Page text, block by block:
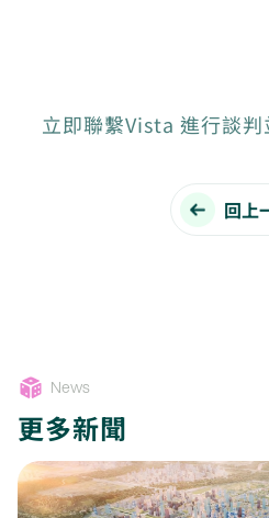
立即聯繫Vista 進行談判
回上
News
更多新聞